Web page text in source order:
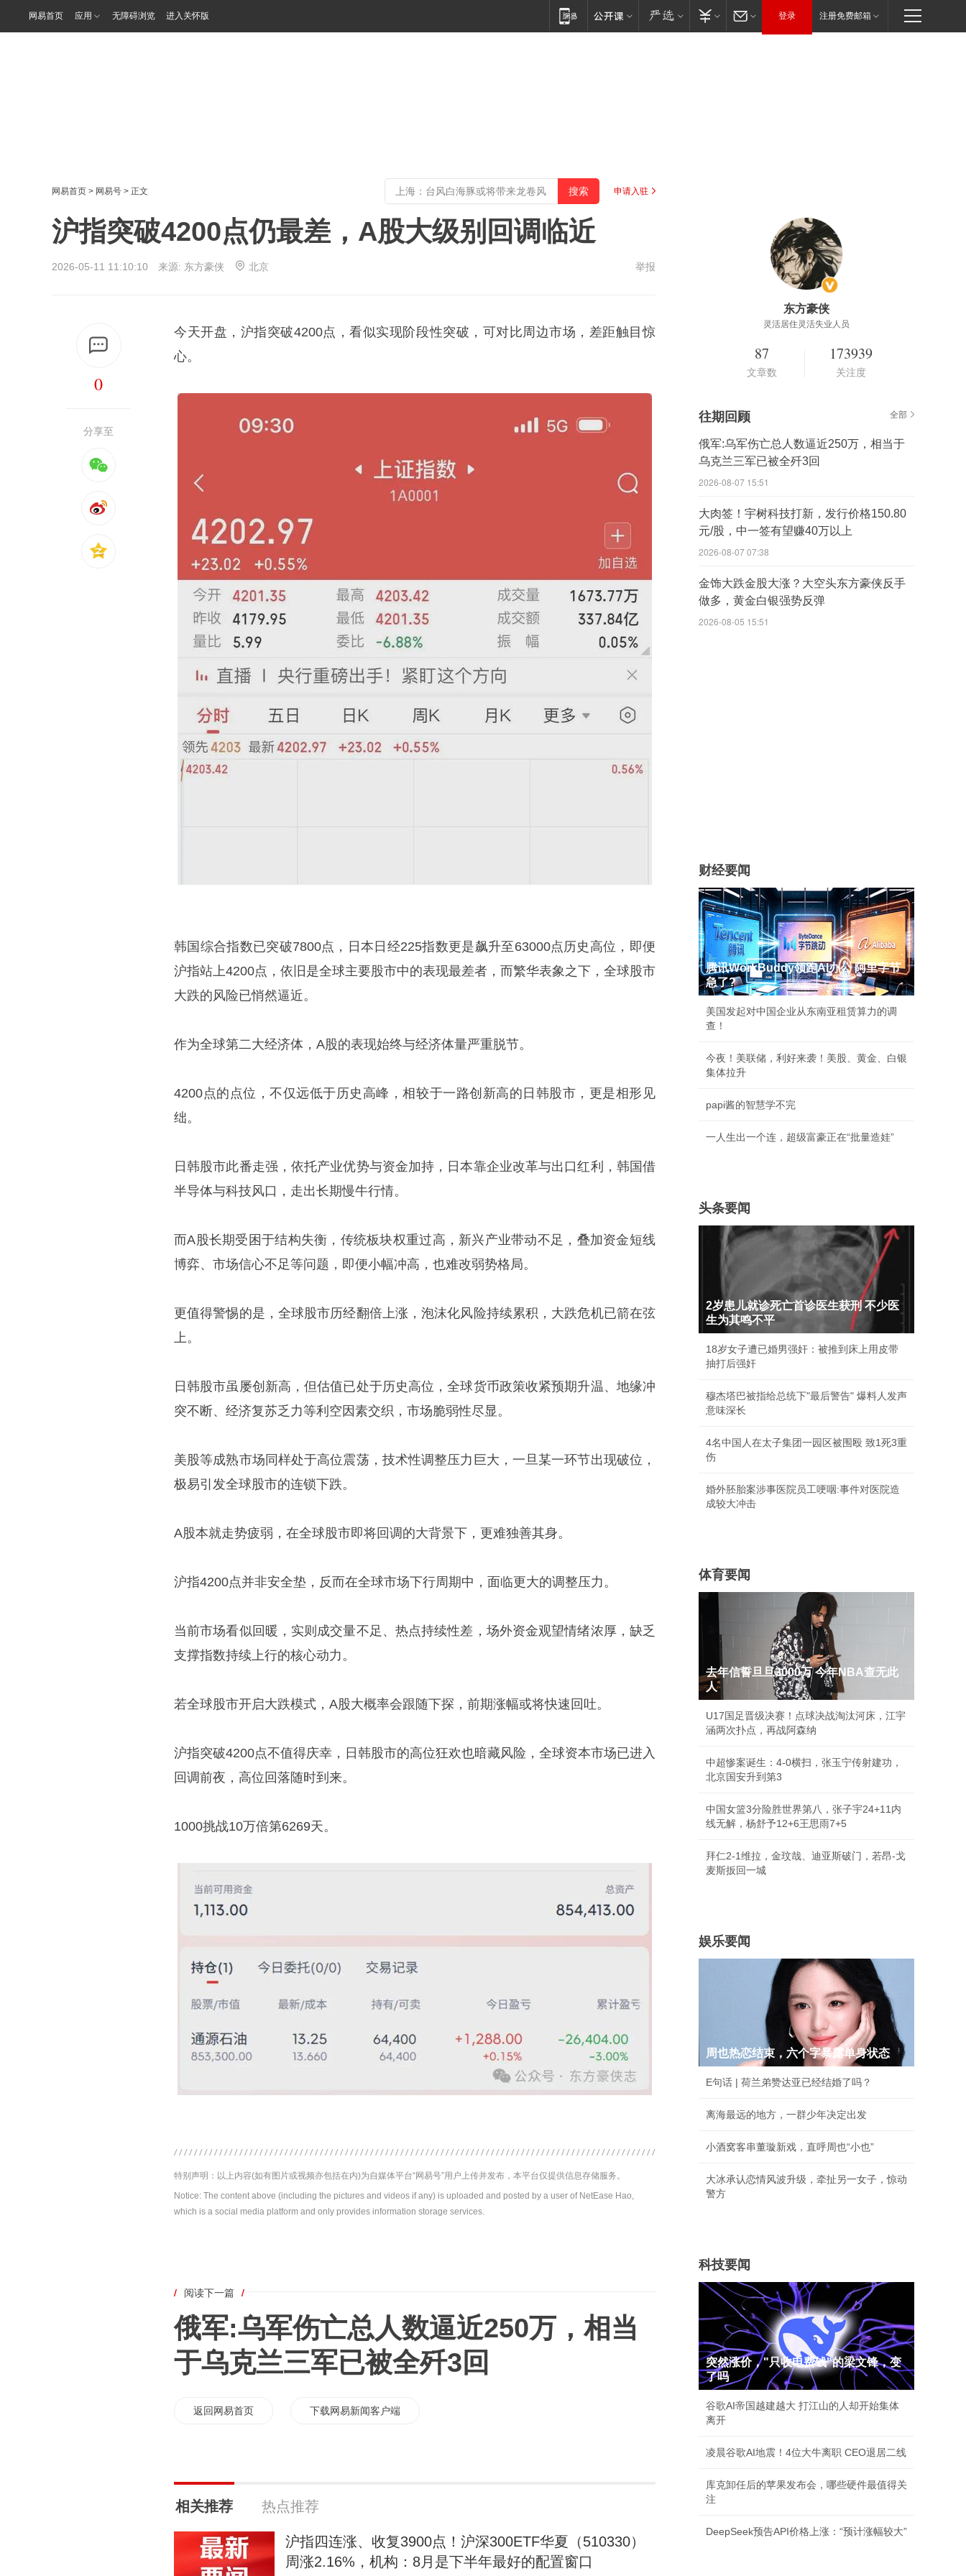
网易首页 应用 无障碍浏览 进入关怀版 登录 注册免费邮箱
网易首页 > 网易号 > 正文 申请入驻
沪指突破4200点仍最差，A股大级别回调临近
2026-05-11 11:10:10 来源: 东方豪侠 北京 举报
0
分享至
今天开盘，沪指突破4200点，看似实现阶段性突破，可对比周边市场，差距触目惊
心。
韩国综合指数已突破7800点，日本日经225指数更是飙升至63000点历史高位，即便
沪指站上4200点，依旧是全球主要股市中的表现最差者，而繁华表象之下，全球股市
大跌的风险已悄然逼近。
作为全球第二大经济体，A股的表现始终与经济体量严重脱节。
4200点的点位，不仅远低于历史高峰，相较于一路创新高的日韩股市，更是相形见
绌。
日韩股市此番走强，依托产业优势与资金加持，日本靠企业改革与出口红利，韩国借
半导体与科技风口，走出长期慢牛行情。
而A股长期受困于结构失衡，传统板块权重过高，新兴产业带动不足，叠加资金短线
博弈、市场信心不足等问题，即便小幅冲高，也难改弱势格局。
更值得警惕的是，全球股市历经翻倍上涨，泡沫化风险持续累积，大跌危机已箭在弦
上。
日韩股市虽屡创新高，但估值已处于历史高位，全球货币政策收紧预期升温、地缘冲
突不断、经济复苏乏力等利空因素交织，市场脆弱性尽显。
美股等成熟市场同样处于高位震荡，技术性调整压力巨大，一旦某一环节出现破位，
极易引发全球股市的连锁下跌。
A股本就走势疲弱，在全球股市即将回调的大背景下，更难独善其身。
沪指4200点并非安全垫，反而在全球市场下行周期中，面临更大的调整压力。
当前市场看似回暖，实则成交量不足、热点持续性差，场外资金观望情绪浓厚，缺乏
支撑指数持续上行的核心动力。
若全球股市开启大跌模式，A股大概率会跟随下探，前期涨幅或将快速回吐。
沪指突破4200点不值得庆幸，日韩股市的高位狂欢也暗藏风险，全球资本市场已进入
回调前夜，高位回落随时到来。
1000挑战10万倍第6269天。
特别声明：以上内容(如有图片或视频亦包括在内)为自媒体平台“网易号”用户上传并发布，本平台仅提供信息存储服务。
Notice: The content above (including the pictures and videos if any) is uploaded and posted by a user of NetEase Hao,
which is a social media platform and only provides information storage services.
/ 阅读下一篇 /
俄军:乌军伤亡总人数逼近250万，相当
于乌克兰三军已被全歼3回
返回网易首页 下载网易新闻客户端
相关推荐 热点推荐
沪指四连涨、收复3900点！沪深300ETF华夏（510330）
周涨2.16%，机构：8月是下半年最好的配置窗口
东方豪侠
灵活居住灵活失业人员
87
文章数
173939
关注度
往期回顾 全部
俄军:乌军伤亡总人数逼近250万，相当于
乌克兰三军已被全歼3回
2026-08-07 15:51
大肉签！宇树科技打新，发行价格150.80
元/股，中一签有望赚40万以上
2026-08-07 07:38
金饰大跌金股大涨？大空头东方豪侠反手
做多，黄金白银强势反弹
2026-08-05 15:51
财经要闻
腾讯WorkBuddy领跑AI办公 阿里字节
急了?
美国发起对中国企业从东南亚租赁算力的调
查！
今夜！美联储，利好来袭！美股、黄金、白银
集体拉升
papi酱的智慧学不完
一人生出一个连，超级富豪正在“批量造娃”
头条要闻
2岁患儿就诊死亡首诊医生获刑 不少医
生为其鸣不平
18岁女子遭已婚男强奸：被推到床上用皮带
抽打后强奸
穆杰塔巴被指给总统下"最后警告" 爆料人发声
意味深长
4名中国人在太子集团一园区被围殴 致1死3重
伤
婚外胚胎案涉事医院员工哽咽:事件对医院造
成较大冲击
体育要闻
去年信誓旦旦3000万 今年NBA查无此
人
U17国足晋级决赛！点球决战淘汰河床，江宇
涵两次扑点，再战阿森纳
中超惨案诞生：4-0横扫，张玉宁传射建功，
北京国安升到第3
中国女篮3分险胜世界第八，张子宇24+11内
线无解，杨舒予12+6王思雨7+5
拜仁2-1维拉，金玟哉、迪亚斯破门，若昂-戈
麦斯扳回一城
娱乐要闻
周也热恋结束，六个字暴露单身状态
E句话 | 荷兰弟赞达亚已经结婚了吗？
离海最远的地方，一群少年决定出发
小酒窝客串董璇新戏，直呼周也“小也”
大冰承认恋情风波升级，牵扯另一女子，惊动
警方
科技要闻
突然涨价，"只收电费钱"的梁文锋，变
了吗
谷歌AI帝国越建越大 打江山的人却开始集体
离开
凌晨谷歌AI地震！4位大牛离职 CEO退居二线
库克卸任后的苹果发布会，哪些硬件最值得关
注
DeepSeek预告API价格上涨：“预计涨幅较大”